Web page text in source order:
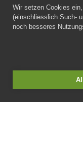
Wir setzen Cookies
(einschliesslich Such-
noch besseres